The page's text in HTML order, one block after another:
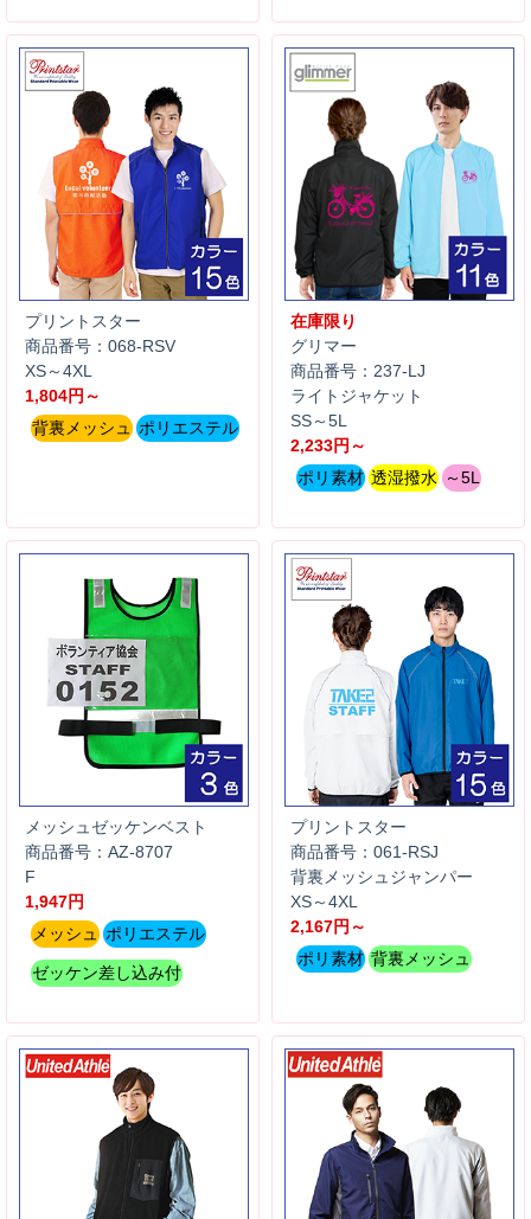
プリントスター
商品番号：068-RSV
XS～4XL
1,804円～
背裏メッシュ ポリエステル
在庫限り
グリマー
商品番号：237-LJ
ライトジャケット
SS～5L
2,233円～
ポリ素材 透湿撥水 ～5L
メッシュゼッケンベスト
商品番号：AZ-8707
F
1,947円
メッシュ ポリエステル
ゼッケン差し込み付
プリントスター
商品番号：061-RSJ
背裏メッシュジャンパー
XS～4XL
2,167円～
ポリ素材 背裏メッシュ